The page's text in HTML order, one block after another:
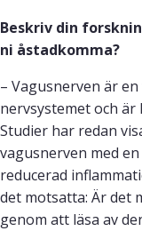
Beskriv din
ni åstadkomma?
– Vagusnerven är
nervsystemet och
Studier har redan
vagusnerven med
reducerad
det motsatta: Är det
genom att läsa av